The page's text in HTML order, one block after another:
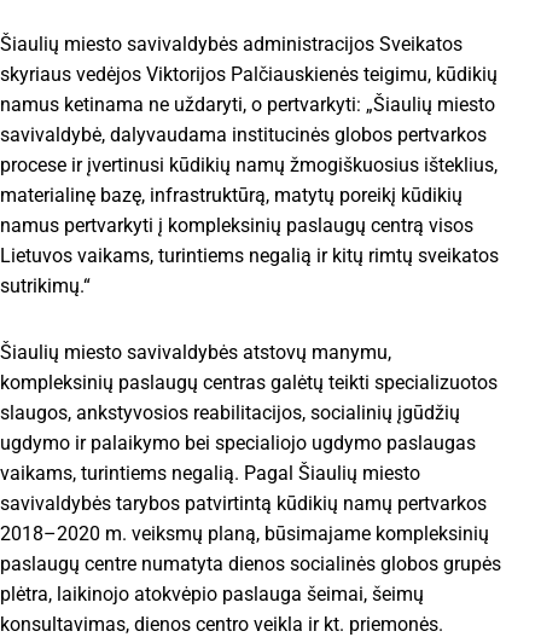
Šiaulių miesto savivaldybės administracijos Sveikatos
skyriaus vedėjos Viktorijos Palčiauskienės teigimu, kūdikių
namus ketinama ne uždaryti, o pertvarkyti: „Šiaulių miesto
savivaldybė, dalyvaudama institucinės globos pertvarkos
procese ir įvertinusi kūdikių namų žmogiškuosius išteklius,
materialinę bazę, infrastruktūrą, matytų poreikį kūdikių
namus pertvarkyti į kompleksinių paslaugų centrą visos
Lietuvos vaikams, turintiems negalią ir kitų rimtų sveikatos
sutrikimų.“
Šiaulių miesto savivaldybės atstovų manymu,
kompleksinių paslaugų centras galėtų teikti specializuotos
slaugos, ankstyvosios reabilitacijos, socialinių įgūdžių
ugdymo ir palaikymo bei specialiojo ugdymo paslaugas
vaikams, turintiems negalią. Pagal Šiaulių miesto
savivaldybės tarybos patvirtintą kūdikių namų pertvarkos
2018–2020 m. veiksmų planą, būsimajame kompleksinių
paslaugų centre numatyta dienos socialinės globos grupės
plėtra, laikinojo atokvėpio paslauga šeimai, šeimų
konsultavimas, dienos centro veikla ir kt. priemonės.